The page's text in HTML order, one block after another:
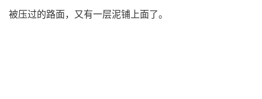
被压过的路面，又有一层泥铺上面了。